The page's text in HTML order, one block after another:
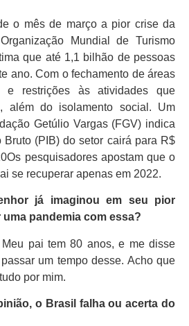
o mês de março a pior crise da
Mundial de Turismo
que até 1,1 bilhão de pessoas
ano. Com o fechamento de áreas
e restrições às atividades que
além do isolamento social. Um
Getúlio Vargas (FGV) indica
Bruto (PIB) do setor cairá para R$
pesquisadores apostam que o
se recuperar apenas em 2022.
já imaginou em seu pior
pandemia com essa?
pai tem 80 anos, e me disse
um tempo desse. Acho que
por mim.
o Brasil falha ou acerta do